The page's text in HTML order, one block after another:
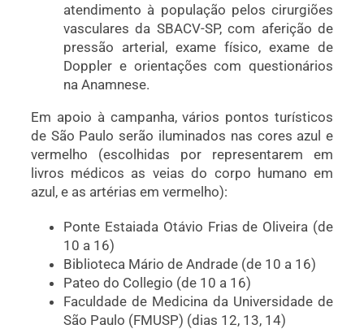
atendimento à população pelos cirurgiões
vasculares da SBACV-SP, com aferição de
pressão arterial, exame físico, exame de
Doppler e orientações com questionários
na Anamnese.
Em apoio à campanha, vários pontos turísticos
de São Paulo serão iluminados nas cores azul e
vermelho (escolhidas por representarem em
livros médicos as veias do corpo humano em
azul, e as artérias em vermelho):
Ponte Estaiada Otávio Frias de Oliveira (de
10 a 16)
Biblioteca Mário de Andrade (de 10 a 16)
Pateo do Collegio (de 10 a 16)
Faculdade de Medicina da Universidade de
São Paulo (FMUSP) (dias 12, 13, 14)